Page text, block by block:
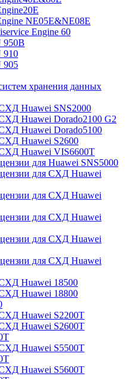
NE05E&NE08E
Engine 60
950B
910
905
хранения данных
Huawei SNS2000
Huawei Dorado2100 G2
Huawei Dorado5100
Huawei S2600
Huawei VIS6600T
для Huawei SNS5000
для СХД Huawei
для СХД Huawei
для СХД Huawei
для СХД Huawei
для СХД Huawei
Huawei 18500
Huawei 18800
Huawei S2200T
Huawei S2600T
Huawei S5500T
Huawei S5600T